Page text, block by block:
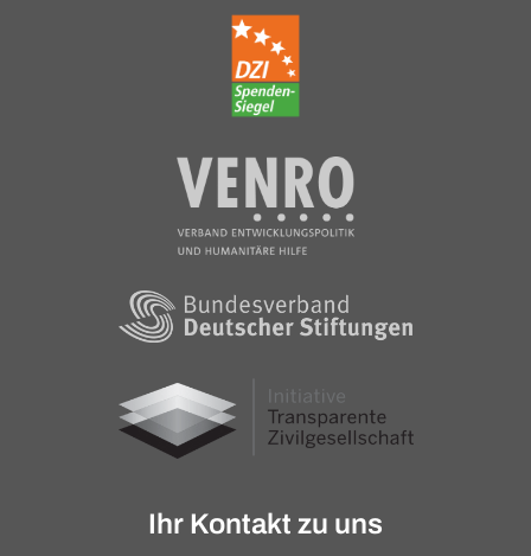
Ihr Kontakt zu uns